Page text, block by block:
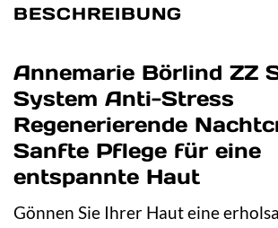
BESCHREIBUNG
Annemarie Börlind ZZ
System Anti-Stress
Regenerierende
Sanfte Pflege für eine
entspannte Haut
Gönnen Sie Ihrer Haut eine